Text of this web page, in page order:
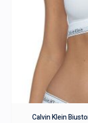
Calvin Klein